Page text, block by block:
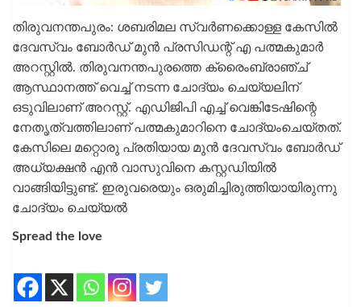
തിരുവനന്തപുരം: ശബരിമല സ്വര്‍ണക്കൊള്ള കേസില്‍
ദേവസ്വം ബോര്‍ഡ് മുന്‍ പ്രസിഡന്റ് എ പത്മകുമാര്‍
അറസ്റ്റില്‍. തിരുവനന്തപുരത്തെ ക്രൈംബ്രാഞ്ച്
ആസ്ഥാനത്ത് വെച്ച് നടന്ന ചോദ്യം ചെയ്യലിന്
ഒടുവിലാണ് അറസ്റ്റ്. എഡിജിപി എച്ച് വെങ്കിടേഷിന്റെ
നേതൃത്വത്തിലാണ് പത്മകുമാറിനെ ചോദ്യംചെയ്തത്.
കേസിലെ മറ്റൊരു പ്രതിയായ മുന്‍ ദേവസ്വം ബോര്‍ഡ്
അധ്യക്ഷന്‍ എന്‍ വാസുവിനെ കസ്റ്റഡിയില്‍
വാങ്ങിയിട്ടുണ്ട്. ഇരുവരെയും ഒരുമിച്ചിരുത്തിയായിരുന്നു
ചോദ്യം ചെയ്യല്‍
Spread the love